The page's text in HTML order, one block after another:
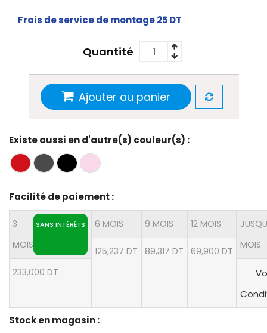
Frais de service de montage 25 DT
Quantité
Ajouter au panier
Existe aussi en d'autre(s) couleur(s) :
Facilité de paiement :
3
MOIS
SANS INTÉRÊTS
233,000 DT
6 MOIS
125,237 DT
9 MOIS
89,317 DT
12 MOIS
69,900 DT
MOIS
Stock en magasin :